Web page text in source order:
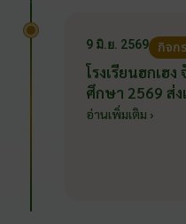
9 มิ.ย. 2569 กิจก
โรงเรียนฮกเฮ
ศึกษา 2569 ส่
อ่านเพิ่มเติม ›